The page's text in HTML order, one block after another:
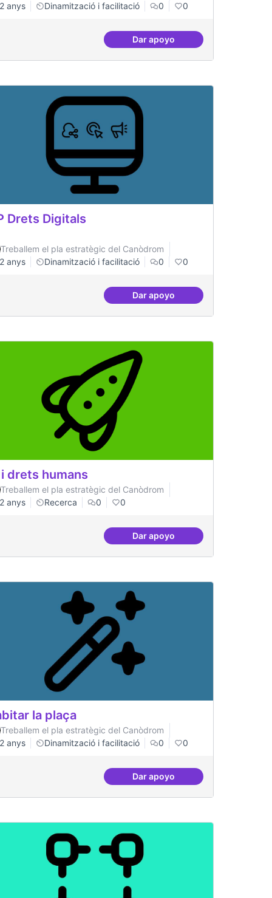
digital
2 anys
Dinamització i facilitació 0 0
Dar apoyoIncubadora d'ILPs
amb tecnologia blockchain
Drets Digitals
Treballem el pla estratègic del Canòdrom
2 anys
Dinamització i facilitació 0 0
Dar apoyoILP Drets Digitals
drets humans
Treballem el pla estratègic del Canòdrom
2 anys
Recerca 0 0
Dar apoyoIA i drets humans
la plaça
Treballem el pla estratègic del Canòdrom
2 anys
Dinamització i facilitació 0 0
Dar apoyoHabitar la plaça